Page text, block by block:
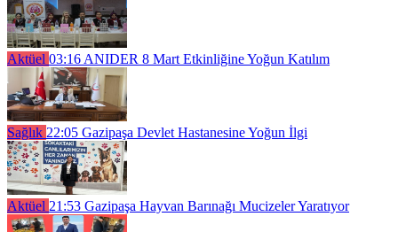
Aktüel 03:16 ANIDER 8 Mart Etkinliğine Yoğun Katılım
Sağlık 22:05 Gazipaşa Devlet Hastanesine Yoğun İlgi
Aktüel 21:53 Gazipaşa Hayvan Barınağı Mucizeler Yaratıyor